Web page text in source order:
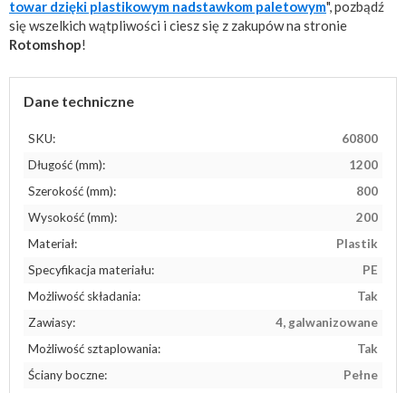
towar dzięki plastikowym nadstawkom paletowym", pozbądź
się wszelkich wątpliwości i ciesz się z zakupów na stronie
Rotomshop!
Dane techniczne
SKU:
60800
Długość (mm):
1200
Szerokość (mm):
800
Wysokość (mm):
200
Materiał:
Plastik
Specyfikacja materiału:
PE
Możliwość składania:
Tak
Zawiasy:
4, galwanizowane
Możliwość sztaplowania:
Tak
Ściany boczne:
Pełne